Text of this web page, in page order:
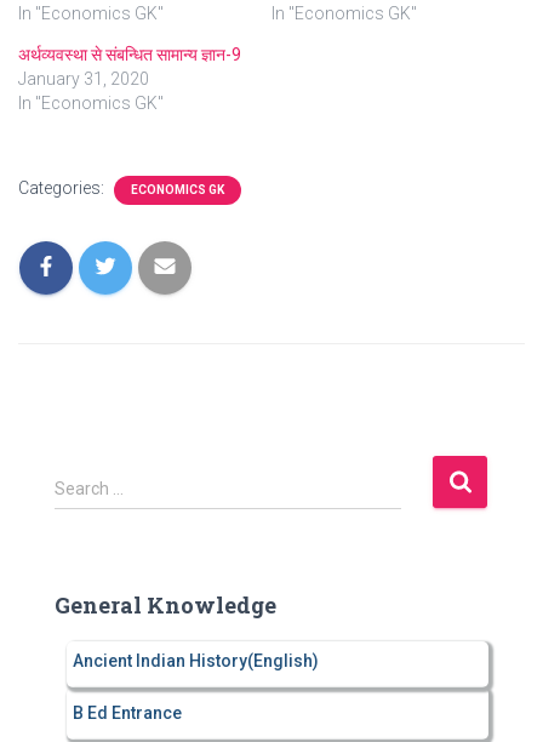
In "Economics GK"
In "Economics GK"
अर्थव्यवस्था से संबन्धित सामान्य ज्ञान-9
January 31, 2020
In "Economics GK"
Categories: ECONOMICS GK
S
e
h
Search …
General Knowledge
Ancient Indian History(English)
B Ed Entrance